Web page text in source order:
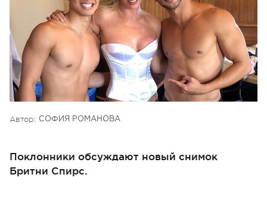
Автор: СОФИЯ РОМАНОВА
Поклонники обсуждают новый снимок
Бритни Спирс.